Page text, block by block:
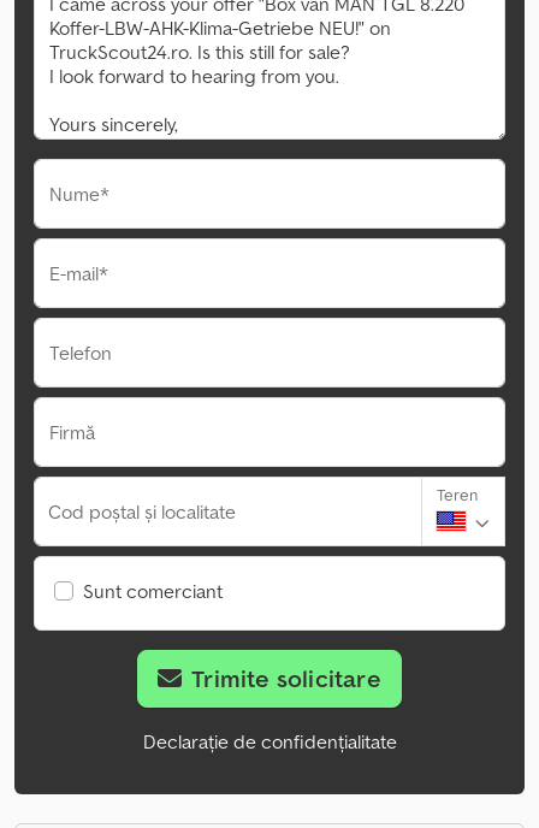
Nume*
E-mail*
Telefon
Firmă
Cod poștal și localitate
Teren
Sunt comerciant
Trimite solicitare
Declarație de confidențialitate